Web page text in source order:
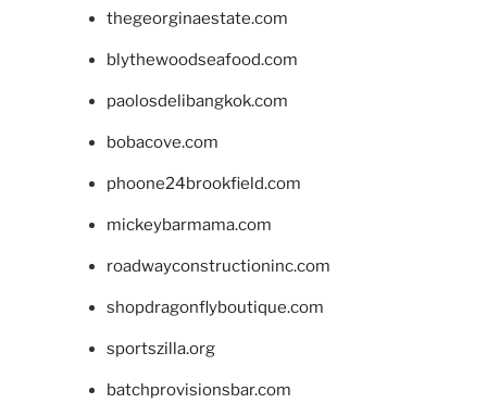
thegeorginaestate.com
blythewoodseafood.com
paolosdelibangkok.com
bobacove.com
phoone24brookfield.com
mickeybarmama.com
roadwayconstructioninc.com
shopdragonflyboutique.com
sportszilla.org
batchprovisionsbar.com